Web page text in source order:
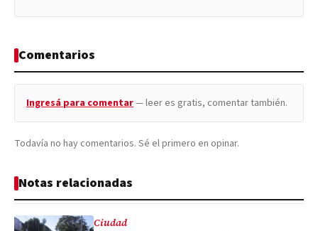
Comentarios
Ingresá para comentar— leer es gratis, comentar también.
Todavía no hay comentarios. Sé el primero en opinar.
Notas relacionadas
Ciudad